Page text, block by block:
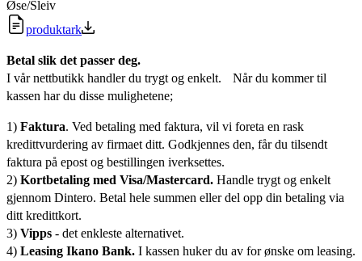
Øse/Sleiv
produktark
Betal slik det passer deg.
I vår nettbutikk handler du trygt og enkelt. Når du kommer til
kassen har du disse mulighetene;
1) Faktura. Ved betaling med faktura, vil vi foreta en rask
kredittvurdering av firmaet ditt. Godkjennes den, får du tilsendt
faktura på epost og bestillingen iverksettes.
2) Kortbetaling med Visa/Mastercard. Handle trygt og enkelt
gjennom Dintero. Betal hele summen eller del opp din betaling via
ditt kredittkort.
3) Vipps - det enkleste alternativet.
4) Leasing Ikano Bank. I kassen huker du av for ønske om leasing.